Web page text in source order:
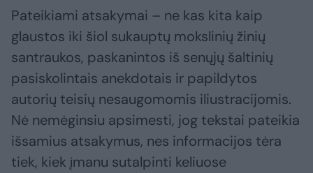
Pateikiami atsakymai – ne kas kita kaip
glaustos iki šiol sukauptų mokslinių žinių
santraukos, paskanintos iš senųjų šaltinių
pasiskolintais anekdotais ir papildytos
autorių teisių nesaugomomis iliustracijomis.
Nė nemėginsiu apsimesti, jog tekstai pateikia
išsamius atsakymus, nes informacijos tėra
tiek, kiek įmanu sutalpinti keliuose